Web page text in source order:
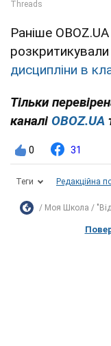
Раніше
розкритикували
дисципліни в
Тільки
каналі OBOZ.UA
0 31
Теги Редакційна
Моя Школа